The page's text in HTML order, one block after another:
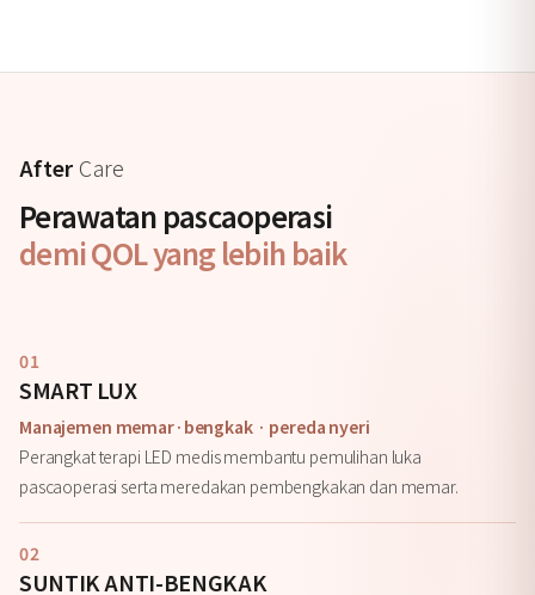
After Care
Perawatan pascaoperasi
demi QOL yang lebih baik
01
SMART LUX
Manajemen memar·bengkak · pereda nyeri
Perangkat terapi LED medis membantu pemulihan luka
pascaoperasi serta meredakan pembengkakan dan memar.
02
SUNTIK ANTI-BENGKAK